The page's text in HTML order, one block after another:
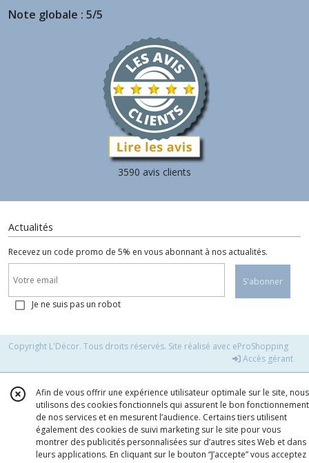
Note globale : 5/5
3590 avis clients
Actualités
Recevez un code promo de 5% en vous abonnant à nos actualités.
S'abonner
Je ne suis pas un robot
Copyright L'Décor. Tous droits réservés. Site réalisé avec eProShopping
Accès gérant
Afin de vous offrir une expérience utilisateur optimale sur le site, nous
utilisons des cookies fonctionnels qui assurent le bon fonctionnement
de nos services et en mesurent l’audience. Certains tiers utilisent
également des cookies de suivi marketing sur le site pour vous
montrer des publicités personnalisées sur d’autres sites Web et dans
leurs applications. En cliquant sur le bouton “J’accepte” vous acceptez